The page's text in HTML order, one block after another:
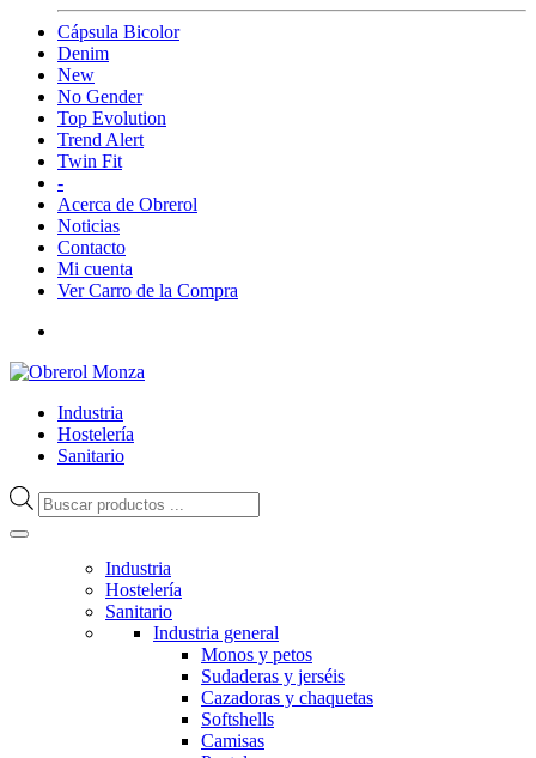
Cápsula Bicolor
Denim
New
No Gender
Top Evolution
Trend Alert
Twin Fit
-
Acerca de Obrerol
Noticias
Contacto
Mi cuenta
Ver Carro de la Compra
Industria
Hostelería
Sanitario
Búsqueda
de
Industria
Hostelería
Sanitario
Industria general
Monos y petos
Sudaderas y jerséis
Cazadoras y chaquetas
Softshells
Camisas